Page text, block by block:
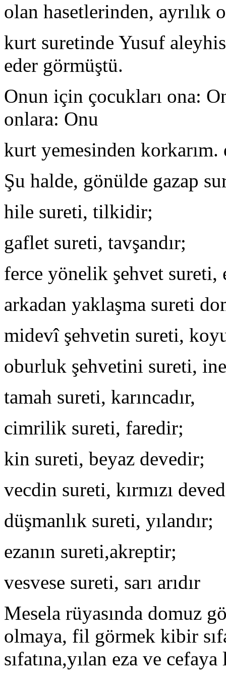
olan hasetlerinden, ayrılık
kurt suretinde Yusuf
eder görmüştü.
Onun için çocukları ona:
onlara: Onu
kurt yemesinden
Şu halde, gönülde gazap
hile sureti, tilkidir;
gaflet sureti, tavşandır;
ferce yönelik şehvet sureti,
arkadan yaklaşma sureti
midevî şehvetin sureti,
oburluk şehvetini sureti,
tamah sureti, karıncadır,
cimrilik sureti, faredir;
kin sureti, beyaz devedir;
vecdin sureti, kırmızı
düşmanlık sureti, yılandır;
ezanın sureti,akreptir;
vesvese sureti, sarı arıdır
Mesela rüyasında domuz
olmaya, fil görmek kibir
sıfatına,yılan eza ve